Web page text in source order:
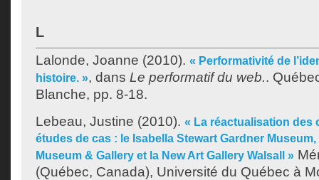
L
Lalonde, Joanne (2010). « Performativité de
histoire. », dans Le performatif du web..
Blanche, pp. 8-18.
Lebeau, Justine (2010). « La réactualisation des
études de cas : le Isabella Stewart Gardner
Museum & Gallery et la New Art Gallery Walsall »
(Québec, Canada), Université du Québec à